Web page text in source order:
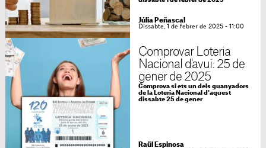
Júlia Peñascal
Dissabte, 1 de febrer de 2025 - 11:00
Comprovar Loteria
Nacional d'avui: 25 de
gener de 2025
Comprova si ets un dels guanyadors
de la Loteria Nacional d'aquest
dissabte 25 de gener
Raül Espinosa